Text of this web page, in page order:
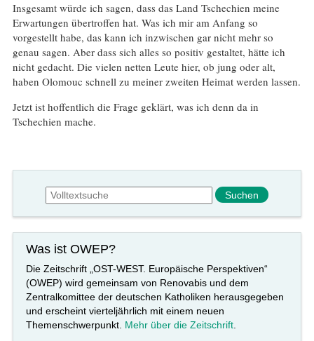
Insgesamt würde ich sagen, dass das Land Tschechien meine
Erwartungen übertroffen hat. Was ich mir am Anfang so
vorgestellt habe, das kann ich inzwischen gar nicht mehr so
genau sagen. Aber dass sich alles so positiv gestaltet, hätte ich
nicht gedacht. Die vielen netten Leute hier, ob jung oder alt,
haben Olomouc schnell zu meiner zweiten Heimat werden lassen.
Jetzt ist hoffentlich die Frage geklärt, was ich denn da in
Tschechien mache.
Suchformular
Suche
Was ist OWEP?
Die Zeitschrift „OST-WEST. Europäische Perspektiven“
(OWEP) wird gemeinsam von Renovabis und dem
Zentralkomittee der deutschen Katholiken herausgegeben
und erscheint vierteljährlich mit einem neuen
Themenschwerpunkt. Mehr über die Zeitschrift